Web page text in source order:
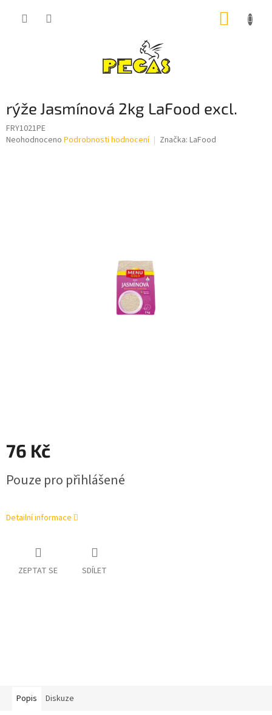
rýže Jasmínová 2kg LaFood excl.
FRY1021PE
Průměrné
Neohodnoceno Podrobnosti hodnocení Značka: LaFood
76 Kč
cena:
Pouze pro přihlášené
Detailní informace
ZEPTAT SE SDÍLET
Popis Diskuze